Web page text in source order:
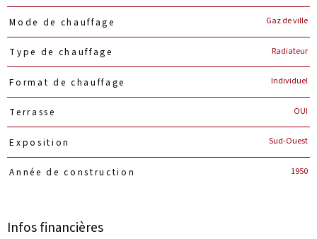
Mode de chauffage Gaz de ville
Type de chauffage Radiateur
Format de chauffage Individuel
Terrasse OUI
Exposition Sud-Ouest
Année de construction 1950
Infos financières